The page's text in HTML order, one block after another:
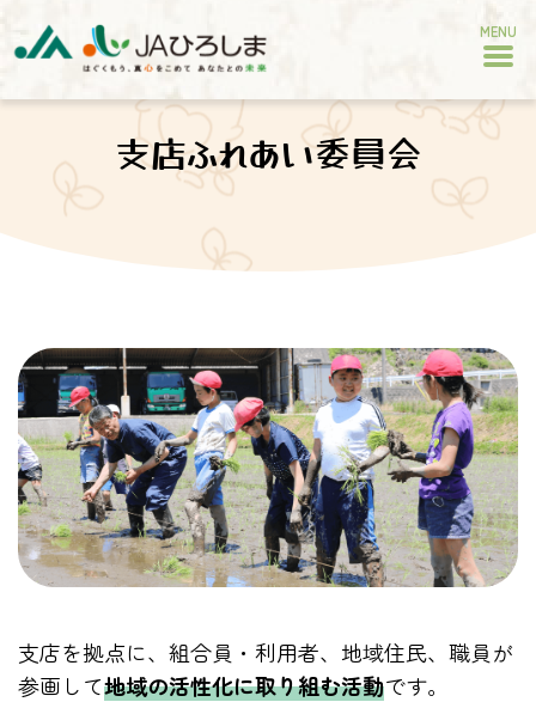
MENU
支店ふれあい委員会
支店を拠点に、組合員・利用者、地域住民、職員が
参画して地域の活性化に取り組む活動です。